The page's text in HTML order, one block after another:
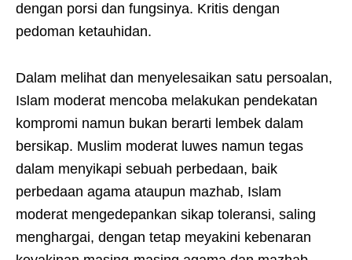
dengan porsi dan fungsinya. Kritis dengan
pedoman ketauhidan.
Dalam melihat dan menyelesaikan satu persoalan,
Islam moderat mencoba melakukan pendekatan
kompromi namun bukan berarti lembek dalam
bersikap. Muslim moderat luwes namun tegas
dalam menyikapi sebuah perbedaan, baik
perbedaan agama ataupun mazhab, Islam
moderat mengedepankan sikap toleransi, saling
menghargai, dengan tetap meyakini kebenaran